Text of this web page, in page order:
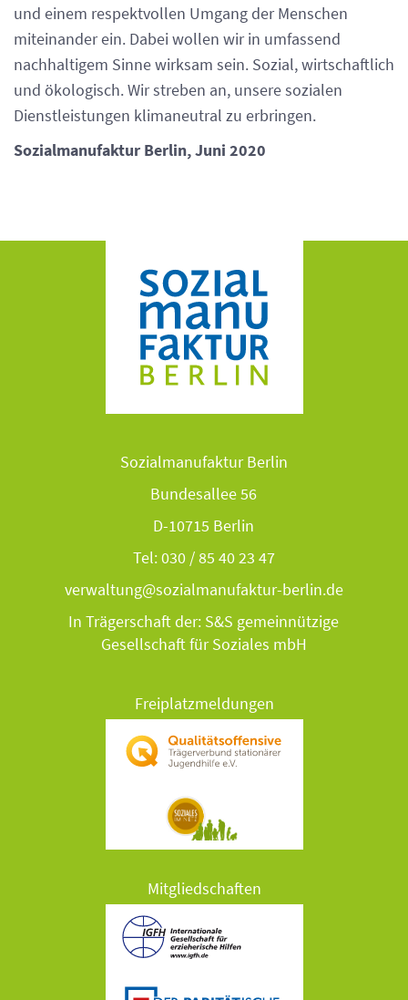
und einem respektvollen Umgang der Menschen
miteinander ein. Dabei wollen wir in umfassend
nachhaltigem Sinne wirksam sein. Sozial, wirtschaftlich
und ökologisch. Wir streben an, unsere sozialen
Dienstleistungen klimaneutral zu erbringen.
Sozialmanufaktur Berlin, Juni 2020
Sozialmanufaktur Berlin
Bundesallee 56
D-10715 Berlin
Tel: 030 / 85 40 23 47
verwaltung@sozialmanufaktur-berlin.de
In Trägerschaft der: S&S gemeinnützige
Gesellschaft für Soziales mbH
Freiplatzmeldungen
Mitgliedschaften